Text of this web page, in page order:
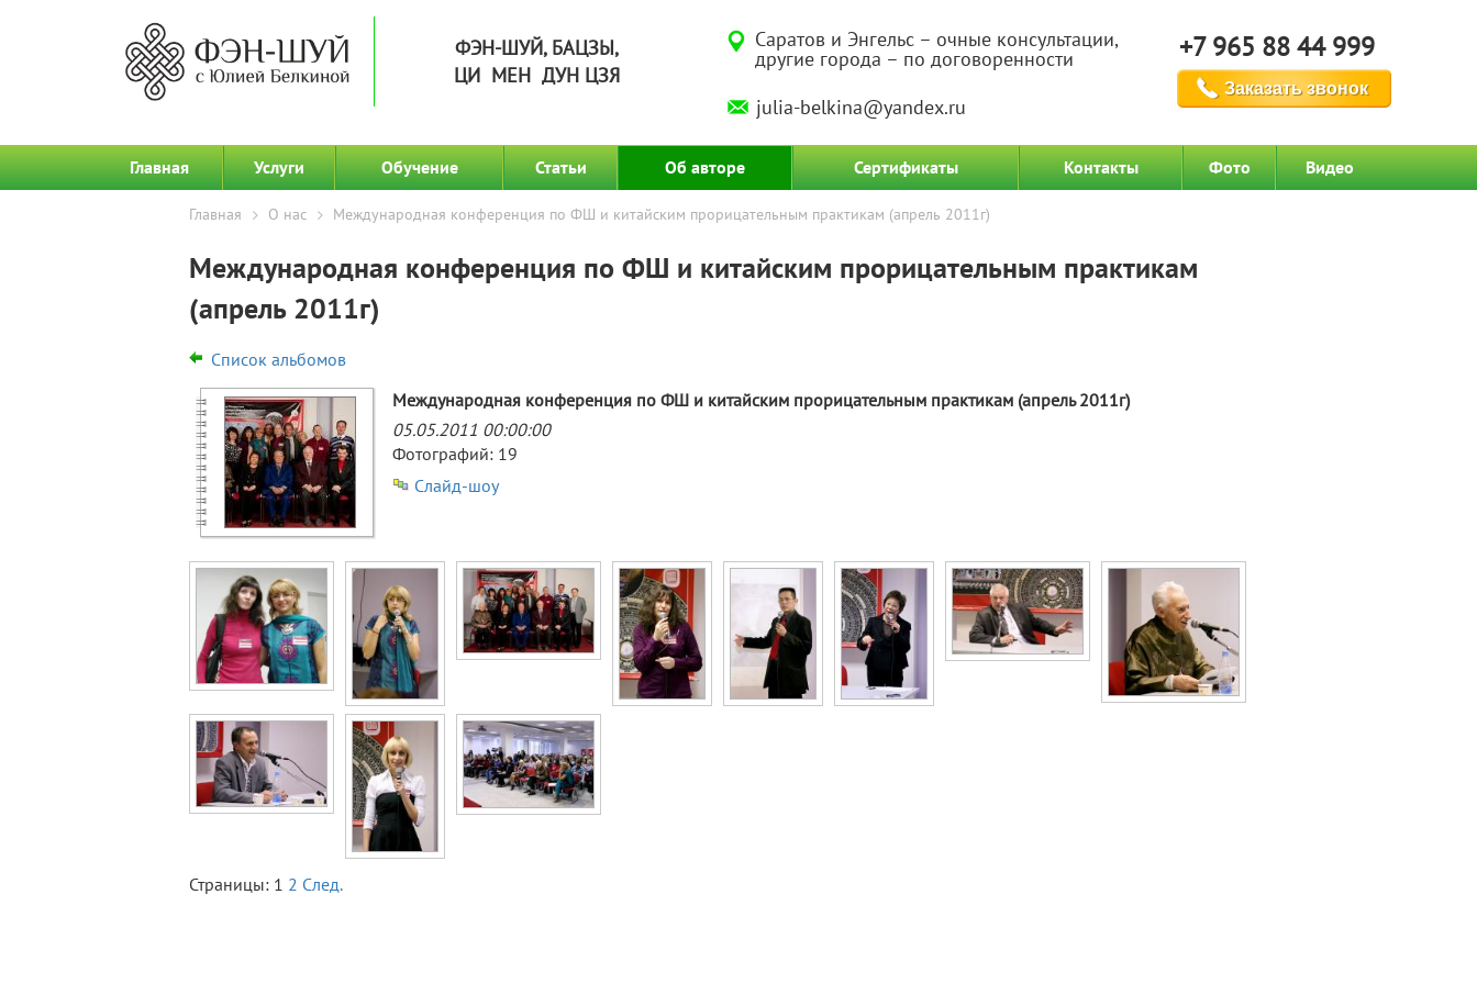
ФЭН-ШУЙ, БАЦЗЫ,
ЦИ МЕН ДУН ЦЗЯ
Саратов и Энгельс – очные консультации,
другие города – по договоренности
julia-belkina@yandex.ru
+7 965 88 44 999
Заказать звонок
Главная Услуги Обучение Статьи Об авторе Сертификаты Контакты Фото Видео
Главная О нас Международная конференция по ФШ и китайским прорицательным практикам (апрель 2011г)
Международная конференция по ФШ и китайским прорицательным практикам
(апрель 2011г)
Список альбомов
Международная конференция по ФШ и китайским прорицательным практикам (апрель 2011г)
05.05.2011 00:00:00
Фотографий: 19
Слайд-шоу
Страницы: 1 2 След.